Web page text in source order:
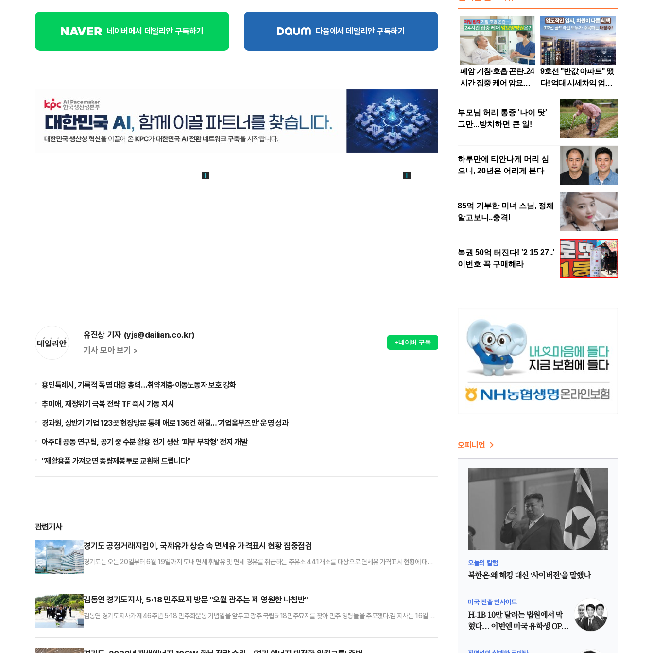
네이버에서 데일리안 구독하기 다음에서 데일리안 구독하기
유진상 기자 (yjs@dailian.co.kr)
기사 모아 보기 >
+네이버 구독
용인특례시, 기록적 폭염 대응 총력…취약계층·이동노동자 보호 강화
추미애, 재정위기 극복 전략 TF 즉시 가동 지시
경과원, 상반기 기업 123곳 현장방문 통해 애로 136건 해결…'기업옴부즈만' 운영 성과
아주대 공동 연구팀, 공기 중 수분 활용 전기 생산 '피부 부착형' 전지 개발
"재활용품 가져오면 종량제봉투로 교환해 드립니다"
관련기사
경기도 공정거래지킴이, 국제유가 상승 속 면세유 가격표시 현황 집중점검
경기도는 오는 20일부터 6월 19일까지 도내 면세 휘발유 및 면세 경유를 취급하는 주유소 441개소를 대상으로 면세유 가격표시 현황에 대한
는 상황에서 유가 변동에 따라 면세유 가격도 수시로 달라지는 만큼 실제 판매가격이 가격표시판에 정확하게 반영되고 있는지 점검하기 위한 것
김동연 경기도지사, 5·18 민주묘지 방문 "오월 광주는 제 영원한 나침반"
김동연 경기도지사가 제46주년 5·18 민주화운동 기념일을 앞두고 광주 국립5·18민주묘지를 찾아 민주 영령들을 추모했다.김 지사는 16일 민
민주 영령들 앞에 깊이 고개를 숙인다"며 "1묘역, 2묘역, 구묘역까지 걸으며 경기도 출신 열사 한 분 한 분께 인사를 드렸다"고 했다.이어 "지난 4
오피니언
오늘의 칼럼
북한은 왜 해킹 대신 '사이버전'을 말했나
미국 진출 인사이트
H-1B 10만 달러는 법원에서 막
혔다… 이번엔 미국 유학생 OPT
인가?